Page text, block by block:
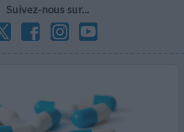
Suivez-nous sur...